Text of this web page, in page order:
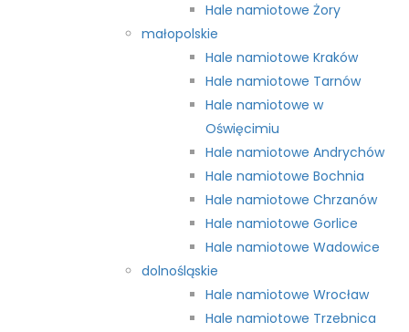
Hale namiotowe Żory
małopolskie
Hale namiotowe Kraków
Hale namiotowe Tarnów
Hale namiotowe w
Oświęcimiu
Hale namiotowe Andrychów
Hale namiotowe Bochnia
Hale namiotowe Chrzanów
Hale namiotowe Gorlice
Hale namiotowe Wadowice
dolnośląskie
Hale namiotowe Wrocław
Hale namiotowe Trzebnica